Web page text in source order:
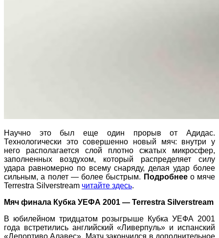
Научно это был еще один прорыв от Адидас.
Технологически это совершенно новый мяч: внутри у
него располагается слой плотно сжатых микросфер,
заполненных воздухом, который распределяет силу
удара равномерно по всему снаряду, делая удар более
сильным, а полет — более быстрым. Подробнеео мяче
Terrestra Silverstream читайте здесь.
Мяч финала Кубка УЕФА 2001 — Terrestra Silverstream
В юбилейном тридцатом розыгрыше Кубка УЕФА 2001
года встретились английский «Ливерпуль» и испанский